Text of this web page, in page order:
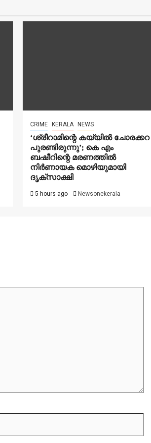
CRIME KERALA NEWS
‘ശ്രീറാമിന്റെ കയ്യിൽ ചോരക്കറ
പുരണ്ടിരുന്നു’; കെ എം
ബഷീറിന്റെ മരണത്തിൽ
നിർണായക മൊഴിയുമായി
ദൃക്‌സാക്ഷി
5 hours ago Newsonekerala